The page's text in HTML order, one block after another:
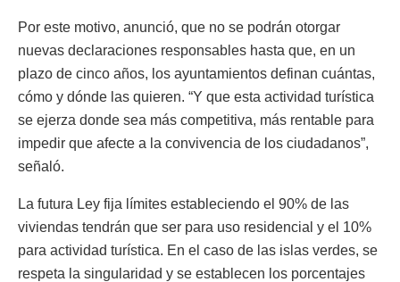
Por este motivo, anunció, que no se podrán otorgar
nuevas declaraciones responsables hasta que, en un
plazo de cinco años, los ayuntamientos definan cuántas,
cómo y dónde las quieren. “Y que esta actividad turística
se ejerza donde sea más competitiva, más rentable para
impedir que afecte a la convivencia de los ciudadanos”,
señaló.
La futura Ley fija límites estableciendo el 90% de las
viviendas tendrán que ser para uso residencial y el 10%
para actividad turística. En el caso de las islas verdes, se
respeta la singularidad y se establecen los porcentajes